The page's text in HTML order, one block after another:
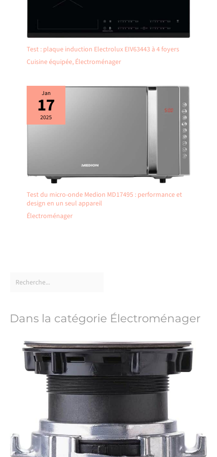
Test : plaque induction Electrolux EIV63443 à 4 foyers
Cuisine équipée, Électroménager
Jan
17
2025
Test du micro-onde Medion MD17495 : performance et
design en un seul appareil
Électroménager
Dans la catégorie Électroménager